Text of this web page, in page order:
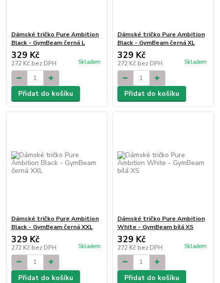
Dámské tričko Pure Ambition
Black - GymBeam černá L
329 Kč
272 Kč bez DPH Skladem
Přidat do košíku
Dámské tričko Pure Ambition
Black - GymBeam černá XL
329 Kč
272 Kč bez DPH Skladem
Přidat do košíku
Dámské tričko Pure Ambition
Black - GymBeam černá XXL
329 Kč
272 Kč bez DPH Skladem
Přidat do košíku
Dámské tričko Pure Ambition
White - GymBeam bílá XS
329 Kč
272 Kč bez DPH Skladem
Přidat do košíku